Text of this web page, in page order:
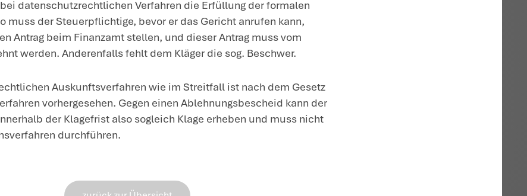
Verpflichtungsklage statthaft ist.
Allerdings muss die Verpflichtungsklageinnerhalb der Klagefrist
erhobenwerden. Das Gesetz ordnet für die Erhebung von Verpflichtungs- sowie
Anfechtungsklagen eine Klagefrist von einem Monat an. Diese Frist beginnt mit
Bekanntgabe des Ablehnungsbescheids. Im Streitfall galt allerdings eine
von einem Jahr statt eines Monats, weil dem Ablehnungsbescheid keine
Rechtsbehelfsbelehrung beigefügt war; der Gesetzgeber bestimmt für derartige
Der Kläger hat die Klage jedoch auch nicht innerhalb eines Jahres nach